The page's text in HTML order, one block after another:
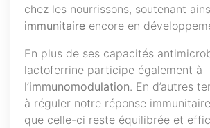
chez les nourrissons, soutenant
immunitaire encore en
En plus de ses capacités
lactoferrine participe également à
l’immunomodulation. En d’autres
à réguler notre réponse
que celle-ci reste équilibrée et